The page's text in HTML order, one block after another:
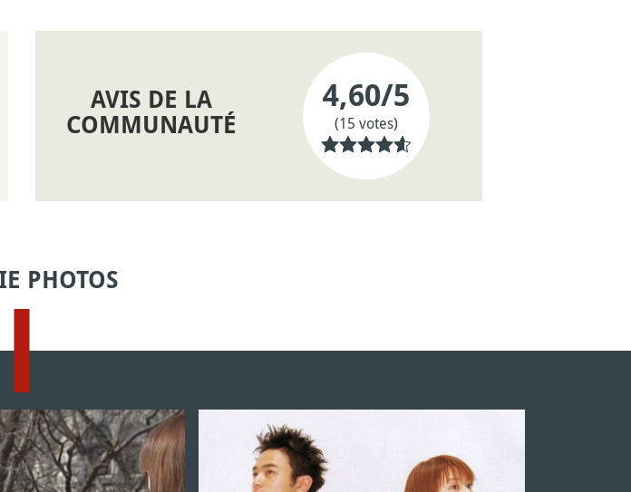
AVIS DE LA
COMMUNAUTÉ
4,60/5
(15 votes)
PHOTOS